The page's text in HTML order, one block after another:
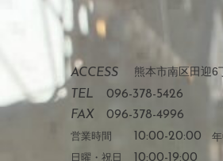
ACCESS 熊本市南区田迎6
TEL
096-378-5426
FAX
096-378-4996
営業時間 10:00-20:00 年
日曜・祝日
10:00-19:00